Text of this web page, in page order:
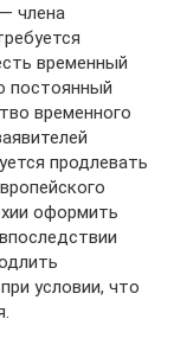
члена
временный
постоянный
временного
продлевать
оформить
условии, что